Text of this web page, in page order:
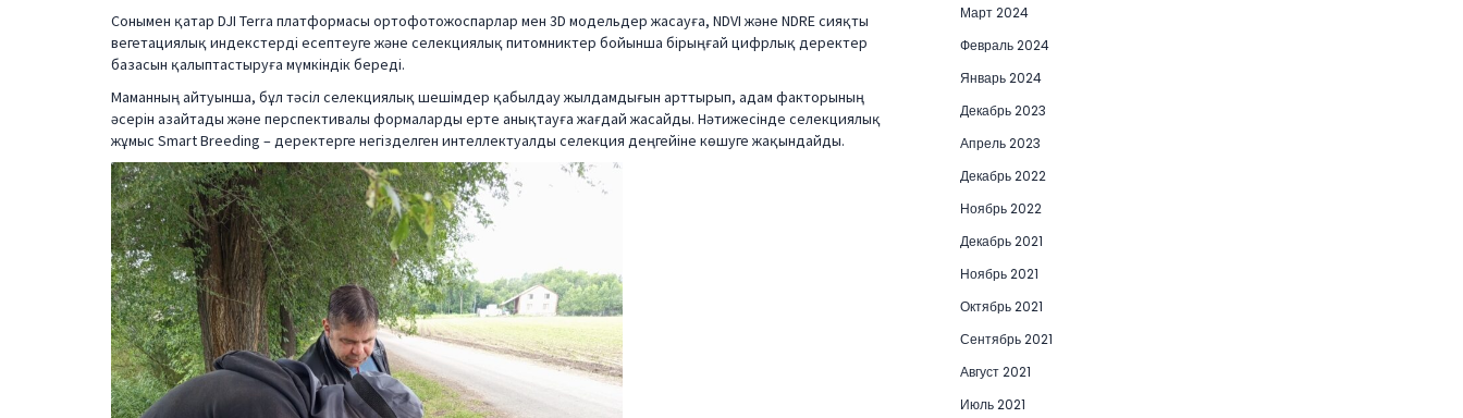
Сонымен қатар DJI Terra платформасы ортофотожоспарлар мен 3D модельдер жасауға, NDVI және NDRE сияқты
вегетациялық индекстерді есептеуге және селекциялық питомниктер бойынша бірыңғай цифрлық деректер
базасын қалыптастыруға мүмкіндік береді.
Маманның айтуынша, бұл тәсіл селекциялық шешімдер қабылдау жылдамдығын арттырып, адам факторының
әсерін азайтады және перспективалы формаларды ерте анықтауға жағдай жасайды. Нәтижесінде селекциялық
жұмыс Smart Breeding – деректерге негізделген интеллектуалды селекция деңгейіне көшуге жақындайды.
Март 2024
Февраль 2024
Январь 2024
Декабрь 2023
Апрель 2023
Декабрь 2022
Ноябрь 2022
Декабрь 2021
Ноябрь 2021
Октябрь 2021
Сентябрь 2021
Август 2021
Июль 2021